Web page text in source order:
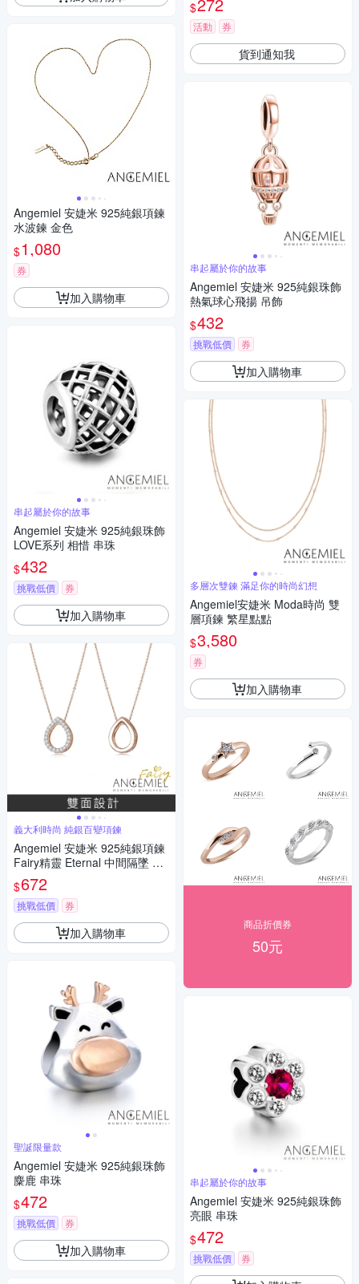
Angemiel 安婕米 925純銀項鍊
水波鍊 金色
$1,080
券
加入購物車
串起屬於你的故事
Angemiel 安婕米 925純銀珠飾
LOVE系列 相惜 串珠
$432
挑戰低價 券
加入購物車
義大利時尚 純銀百變項鍊
Angemiel 安婕米 925純銀項鍊
Fairy精靈 Eternal 中間隔墜 白
鑽玫金
$672
挑戰低價 券
加入購物車
聖誕限量款
Angemiel 安婕米 925純銀珠飾
麋鹿 串珠
$472
挑戰低價 券
加入購物車
$272
活動 券
貨到通知我
串起屬於你的故事
Angemiel 安婕米 925純銀珠飾
熱氣球心飛揚 吊飾
$432
挑戰低價 券
加入購物車
多層次雙鍊 滿足你的時尚幻想
Angemiel安婕米 Moda時尚 雙
層項鍊 繁星點點
$3,580
券
加入購物車
商品折價券
50元
串起屬於你的故事
Angemiel 安婕米 925純銀珠飾
亮眼 串珠
$472
挑戰低價 券